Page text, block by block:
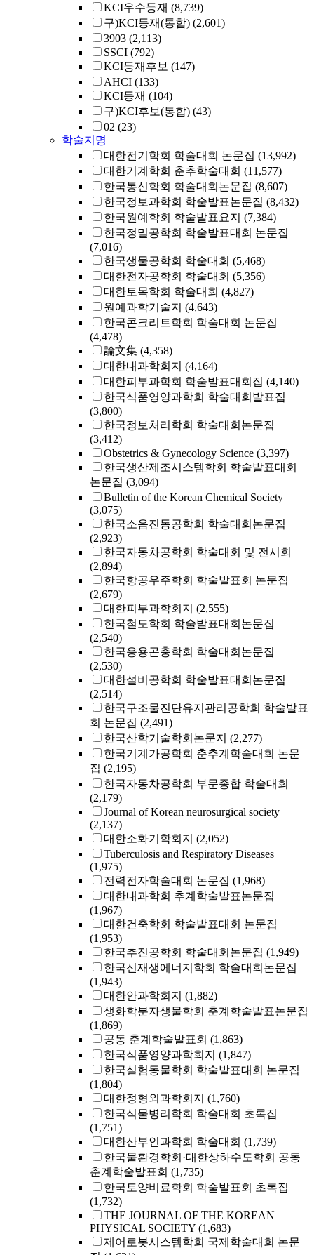
KCI우수등재 (8,739)
구)KCI등재(통합) (2,601)
3903 (2,113)
SSCI (792)
KCI등재후보 (147)
AHCI (133)
KCI등재 (104)
구)KCI후보(통합) (43)
02 (23)
학술지명
대한전기학회 학술대회 논문집 (13,992)
대한기계학회 춘추학술대회 (11,577)
한국통신학회 학술대회논문집 (8,607)
한국정보과학회 학술발표논문집 (8,432)
한국원예학회 학술발표요지 (7,384)
한국정밀공학회 학술발표대회 논문집
(7,016)
한국생물공학회 학술대회 (5,468)
대한전자공학회 학술대회 (5,356)
대한토목학회 학술대회 (4,827)
원예과학기술지 (4,643)
한국콘크리트학회 학술대회 논문집
(4,478)
論文集 (4,358)
대한내과학회지 (4,164)
대한피부과학회 학술발표대회집 (4,140)
한국식품영양과학회 학술대회발표집
(3,800)
한국정보처리학회 학술대회논문집
(3,412)
Obstetrics & Gynecology Science (3,397)
한국생산제조시스템학회 학술발표대회
논문집 (3,094)
Bulletin of the Korean Chemical Society
(3,075)
한국소음진동공학회 학술대회논문집
(2,923)
한국자동차공학회 학술대회 및 전시회
(2,894)
한국항공우주학회 학술발표회 논문집
(2,679)
대한피부과학회지 (2,555)
한국철도학회 학술발표대회논문집
(2,540)
한국응용곤충학회 학술대회논문집
(2,530)
대한설비공학회 학술발표대회논문집
(2,514)
한국구조물진단유지관리공학회 학술발표
회 논문집 (2,491)
한국산학기술학회논문지 (2,277)
한국기계가공학회 춘추계학술대회 논문
집 (2,195)
한국자동차공학회 부문종합 학술대회
(2,179)
Journal of Korean neurosurgical society
(2,137)
대한소화기학회지 (2,052)
Tuberculosis and Respiratory Diseases
(1,975)
전력전자학술대회 논문집 (1,968)
대한내과학회 추계학술발표논문집
(1,967)
대한건축학회 학술발표대회 논문집
(1,953)
한국추진공학회 학술대회논문집 (1,949)
한국신재생에너지학회 학술대회논문집
(1,943)
대한안과학회지 (1,882)
생화학분자생물학회 춘계학술발표논문집
(1,869)
공동 춘계학술발표회 (1,863)
한국식품영양과학회지 (1,847)
한국실험동물학회 학술발표대회 논문집
(1,804)
대한정형외과학회지 (1,760)
한국식물병리학회 학술대회 초록집
(1,751)
대한산부인과학회 학술대회 (1,739)
한국물환경학회·대한상하수도학회 공동
춘계학술발표회 (1,735)
한국토양비료학회 학술발표회 초록집
(1,732)
THE JOURNAL OF THE KOREAN
PHYSICAL SOCIETY (1,683)
제어로봇시스템학회 국제학술대회 논문